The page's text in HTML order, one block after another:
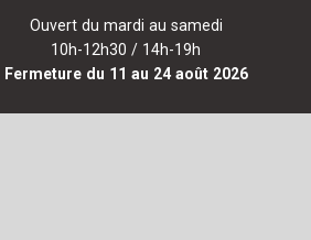
Ouvert du mardi au samedi
10h-12h30 / 14h-19h
Fermeture du 11 au 24 août 2026